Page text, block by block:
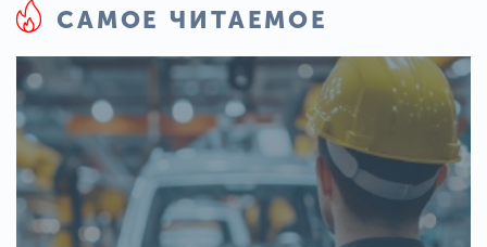
САМОЕ ЧИТАЕМОЕ